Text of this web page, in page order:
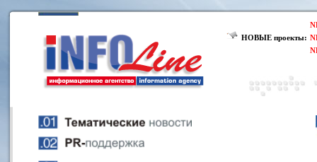
НОВЫЕ проекты: